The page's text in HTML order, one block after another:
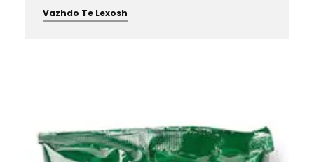
Vazhdo Te Lexosh